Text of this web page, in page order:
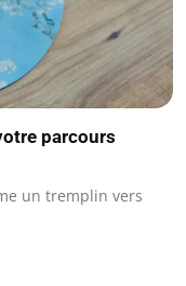
parcours
un tremplin vers